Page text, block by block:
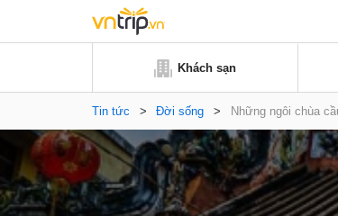
Khách sạn
Tin tức > Đời sống > Những ngôi chùa